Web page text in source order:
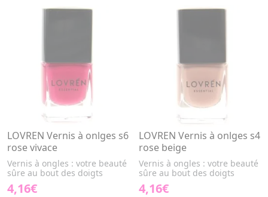
LOVREN Vernis à onlges s6
rose vivace
Vernis à ongles : votre beauté
sûre au bout des doigts
4,16€
LOVREN Vernis à onlges s4
rose beige
Vernis à ongles : votre beauté
sûre au bout des doigts
4,16€